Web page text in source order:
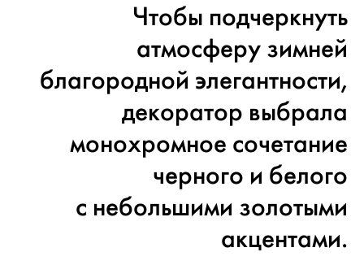
Чтобы подчеркнуть
атмосферу зимней
благородной элегантности,
декоратор выбрала
монохромное сочетание
черного и белого
с небольшими золотыми
акцентами.